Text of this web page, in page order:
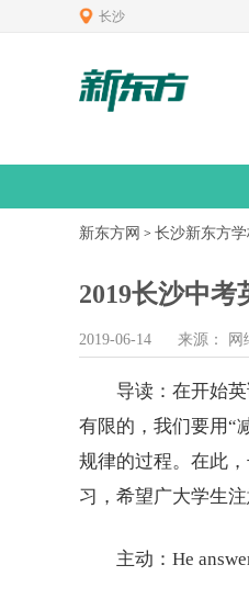
长沙
新东方网 > 长沙新东方学
2019长沙中
2019-06-14 来源： 网
导读：在开始英
有限的，我们要用“
规律的过程。在此
习，希望广大学生注
主动：He